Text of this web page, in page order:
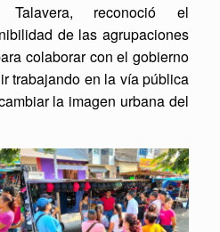
Talavera, reconoció el
de las agrupaciones
colaborar con el gobierno
trabajando en la vía pública
la imagen urbana del